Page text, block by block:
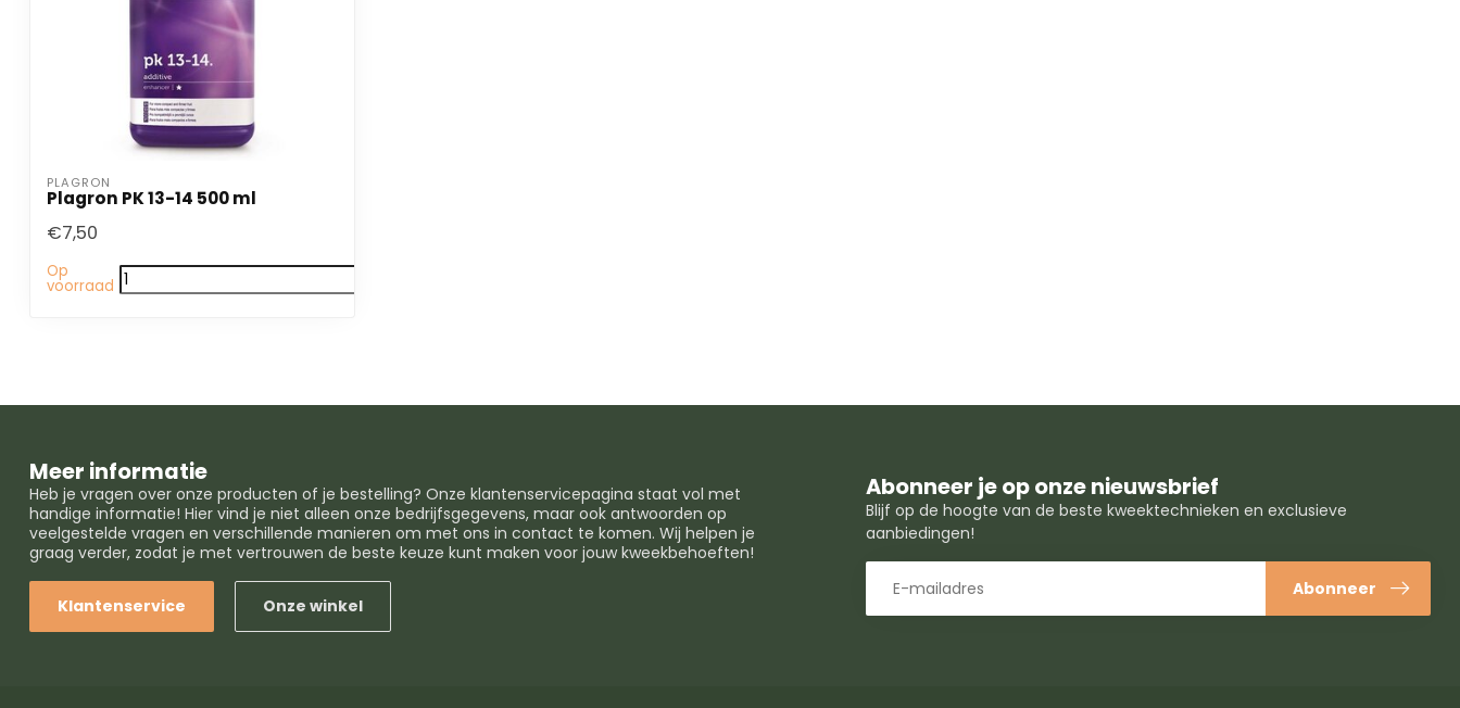
PLAGRON
Plagron PK 13-14 500 ml
€7,50
Op
voorraad
Meer informatie
Heb je vragen over onze producten of je bestelling? Onze klantenservicepagina staat vol met
handige informatie! Hier vind je niet alleen onze bedrijfsgegevens, maar ook antwoorden op
veelgestelde vragen en verschillende manieren om met ons in contact te komen. Wij helpen je
graag verder, zodat je met vertrouwen de beste keuze kunt maken voor jouw kweekbehoeften!
Klantenservice Onze winkel
Abonneer je op onze nieuwsbrief
Blijf op de hoogte van de beste kweektechnieken en exclusieve
aanbiedingen!
Abonneer